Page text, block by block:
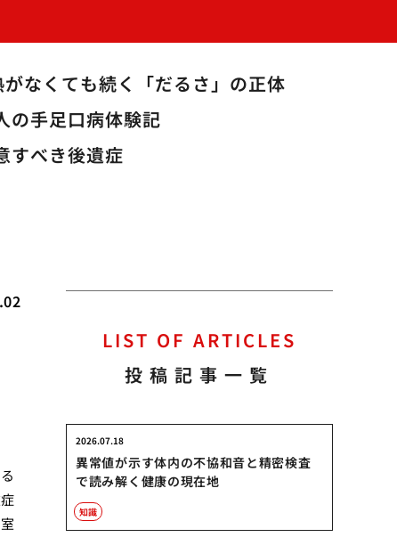
なくても続く「だるさ」の正体
の手足口病体験記
すべき後遺症
LIST OF ARTICLES
投稿記事一覧
異常値が示す体内の不協和音と精密検査
で読み解く健康の現在地
2026.07.18
知識